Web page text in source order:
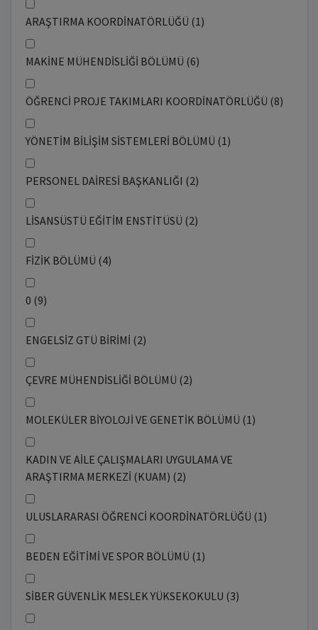
ARAŞTIRMA KOORDİNATÖRLÜĞÜ (1)
MAKİNE MÜHENDİSLİĞİ BÖLÜMÜ (6)
ÖĞRENCİ PROJE TAKIMLARI KOORDİNATÖRLÜĞÜ (8)
YÖNETİM BİLİŞİM SİSTEMLERİ BÖLÜMÜ (1)
PERSONEL DAİRESİ BAŞKANLIĞI (2)
LİSANSÜSTÜ EĞİTİM ENSTİTÜSÜ (2)
FİZİK BÖLÜMÜ (4)
0 (9)
ENGELSİZ GTÜ BİRİMİ (2)
ÇEVRE MÜHENDİSLİĞİ BÖLÜMÜ (2)
MOLEKÜLER BİYOLOJİ VE GENETİK BÖLÜMÜ (1)
KADIN VE AİLE ÇALIŞMALARI UYGULAMA VE
ARAŞTIRMA MERKEZİ (KUAM) (2)
ULUSLARARASI ÖĞRENCİ KOORDİNATÖRLÜĞÜ (1)
BEDEN EĞİTİMİ VE SPOR BÖLÜMÜ (1)
SİBER GÜVENLİK MESLEK YÜKSEKOKULU (3)